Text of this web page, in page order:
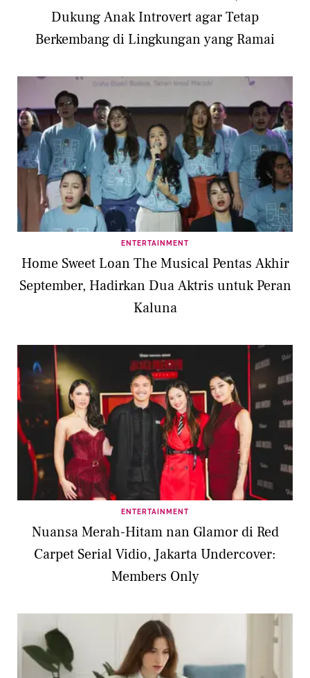
Dukung Anak Introvert agar Tetap
Berkembang di Lingkungan yang Ramai
ENTERTAINMENT
Home Sweet Loan The Musical Pentas Akhir
September, Hadirkan Dua Aktris untuk Peran
Kaluna
ENTERTAINMENT
Nuansa Merah-Hitam nan Glamor di Red
Carpet Serial Vidio, Jakarta Undercover:
Members Only